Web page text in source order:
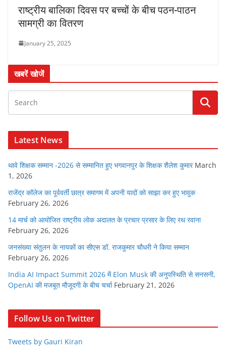
राष्ट्रीय बालिका दिवस पर बच्चों के बीच पठन-पाठन
सामग्री का वितरण
January 25, 2025
खबरें खोजें
Latest News
थावे शिक्षक सम्मान -2026 से सम्मानित हुए भगवानपुर के शिक्षक शैलेश कुमार March
1, 2026
राजेंद्र कॉलेज का पूर्ववर्ती छात्र समागम में अपनी यादों को साझा कर हुए भावुक
February 26, 2026
14 मार्च को आयोजित राष्ट्रीय लोक अदालत के प्रचार प्रसार के लिए रथ रवाना
February 26, 2026
जनसंख्या संतुलन के नायकों का सीएस डॉ. राजकुमार चौधरी ने किया सम्मान
February 26, 2026
India AI Impact Summit 2026 में Elon Musk की अनुपस्थिति से सनसनी,
OpenAI की मजबूत मौजूदगी के बीच चर्चा February 21, 2026
Follow Us on Twitter
Tweets by Gauri Kiran